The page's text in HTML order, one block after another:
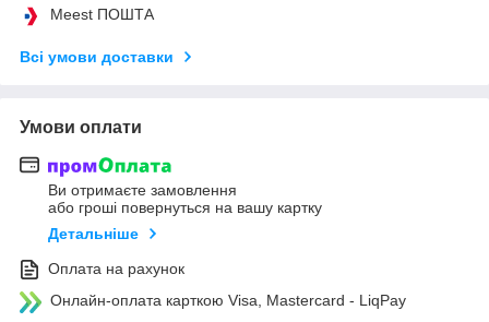
Meest ПОШТА
Всі умови доставки
Умови оплати
Ви отримаєте замовлення
або гроші повернуться на вашу картку
Детальніше
Оплата на рахунок
Онлайн-оплата карткою Visa, Mastercard - LiqPay